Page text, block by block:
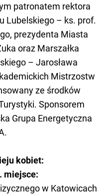
patronatem rektora
Lubelskiego – ks. prof.
prezydenta Miasta
oraz Marszałka
– Jarosława
Mistrzostw
ze środków
Sponsorem
Grupa Energetyczna
kobiet:
miejsce:
w Katowicach